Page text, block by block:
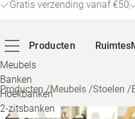
Gratis verzending vanaf €50
Producten
Meubels
Banken
Hoekbanken
2-zitsbanken
Ruimtes
Producten/Meubels /Stoelen /